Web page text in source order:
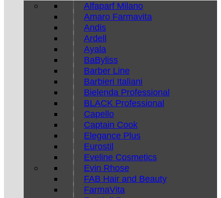
Alfaparf Milano
Amaro Farmavita
Andis
Ardell
Ayala
BaByliss
Barber Line
Barbieri Italiani
Bielenda Professional
BLACK Professional
Capello
Captain Cook
Elegance Plus
Eurostil
Eveline Cosmetics
Evin Rhose
FAB Hair and Beauty
FarmaVita